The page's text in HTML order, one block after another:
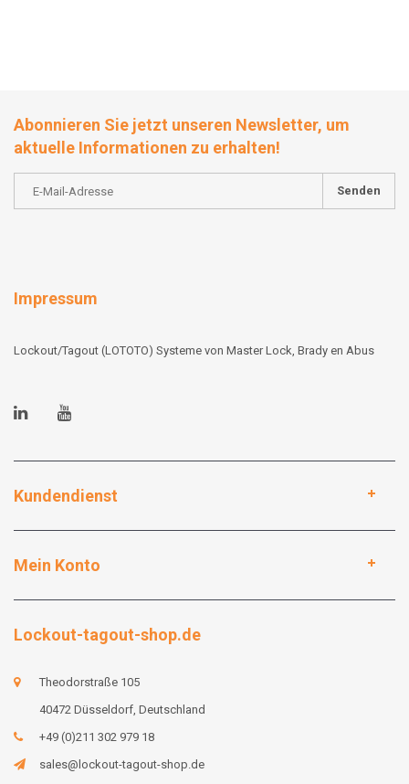
Abonnieren Sie jetzt unseren Newsletter, um
aktuelle Informationen zu erhalten!
Senden
Impressum
Lockout/Tagout (LOTOTO) Systeme von Master Lock, Brady en Abus
Kundendienst
Mein Konto
Lockout-tagout-shop.de
Theodorstraße 105
40472 Düsseldorf, Deutschland
+49 (0)211 302 979 18
sales@lockout-tagout-shop.de